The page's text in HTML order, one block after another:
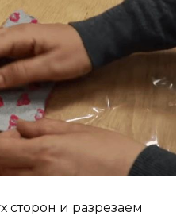
сторон и разрезаем